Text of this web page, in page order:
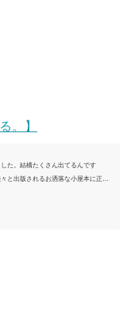
。】
た。結構たくさん出てるんです
と出版されるお洒落な小屋本に正直